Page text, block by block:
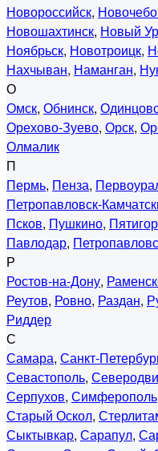
Новороссийск,
Новошахтинск, Новый
Ноябрьск, Новотроицк,
Нахчыван, Наманган,
О
Омск, Обнинск,
Орехово-Зуево, Орск,
Олмалик
П
Пермь, Пенза,
Петропавловск-
Псков, Пушкино,
Павлодар,
Р
Ростов-на-Дону,
Реутов, Ровно, Раздан,
Риддер
С
Самара, Санкт-
Севастополь,
Серпухов, Симферополь
Старый Оскол,
Сыктывкар, Сарапул,